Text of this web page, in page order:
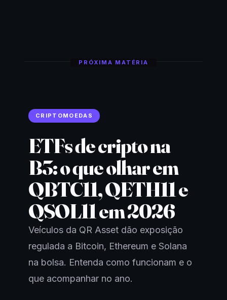
PRÓXIMA MATÉRIA
CRIPTOMOEDAS
ETFs de cripto na
B3: o que olhar em
QBTC11, QETH11 e
QSOL11 em 2026
Veículos da QR Asset dão exposição
regulada a Bitcoin, Ethereum e Solana
na bolsa. Entenda como funcionam e o
que acompanhar no ano.